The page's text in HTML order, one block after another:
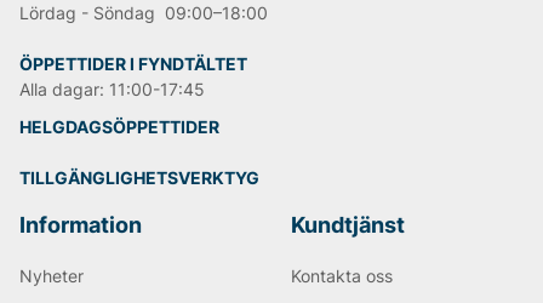
Lördag - Söndag 09:00–18:00
ÖPPETTIDER I FYNDTÄLTET
Alla dagar: 11:00-17:45
HELGDAGSÖPPETTIDER
TILLGÄNGLIGHETSVERKTYG
Information
Nyheter
Kundtjänst
Kontakta oss